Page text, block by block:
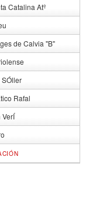
Catalina Atº
de Calvia "B"
SÓller
Rafal
VerÍ